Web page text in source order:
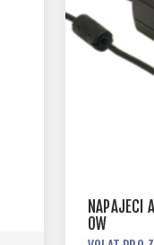
NAPÁJECÍ
OW